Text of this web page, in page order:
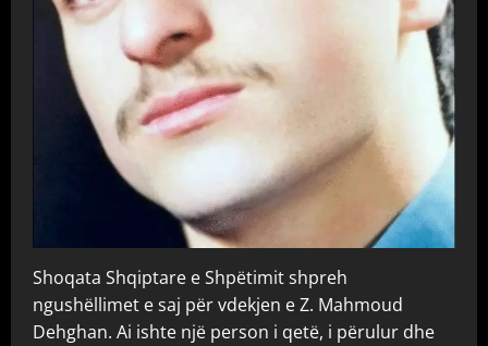
Shoqata Shqiptare e Shpëtimit shpreh
ngushëllimet e saj për vdekjen e Z. Mahmoud
Dehghan. Ai ishte një person i qetë, i përulur dhe